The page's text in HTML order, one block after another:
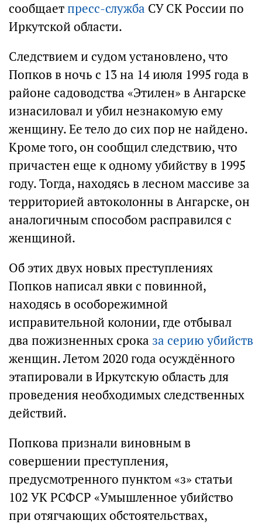
сообщаетпресс-служба СУ СК России по
Иркутской области.
Следствием и судом установлено, что
Попков в ночь с 13 на 14 июля 1995 года в
районе садоводства «Этилен» в Ангарске
изнасиловал и убил незнакомую ему
женщину. Ее тело до сих пор не найдено.
Кроме того, он сообщил следствию, что
причастен еще к одному убийству в 1995
году. Тогда, находясь в лесном массиве за
территорией автоколонны в Ангарске, он
аналогичным способом расправился с
женщиной.
Об этих двух новых преступлениях
Попков написал явки с повинной,
находясь в особорежимной
исправительной колонии, где отбывал
два пожизненных срока за серию убийств
женщин. Летом 2020 года осуждённого
этапировали в Иркутскую область для
проведения необходимых следственных
действий.
Попкова признали виновным в
совершении преступления,
предусмотренного пунктом «з» статьи
102 УК РСФСР «Умышленное убийство
при отягчающих обстоятельствах,